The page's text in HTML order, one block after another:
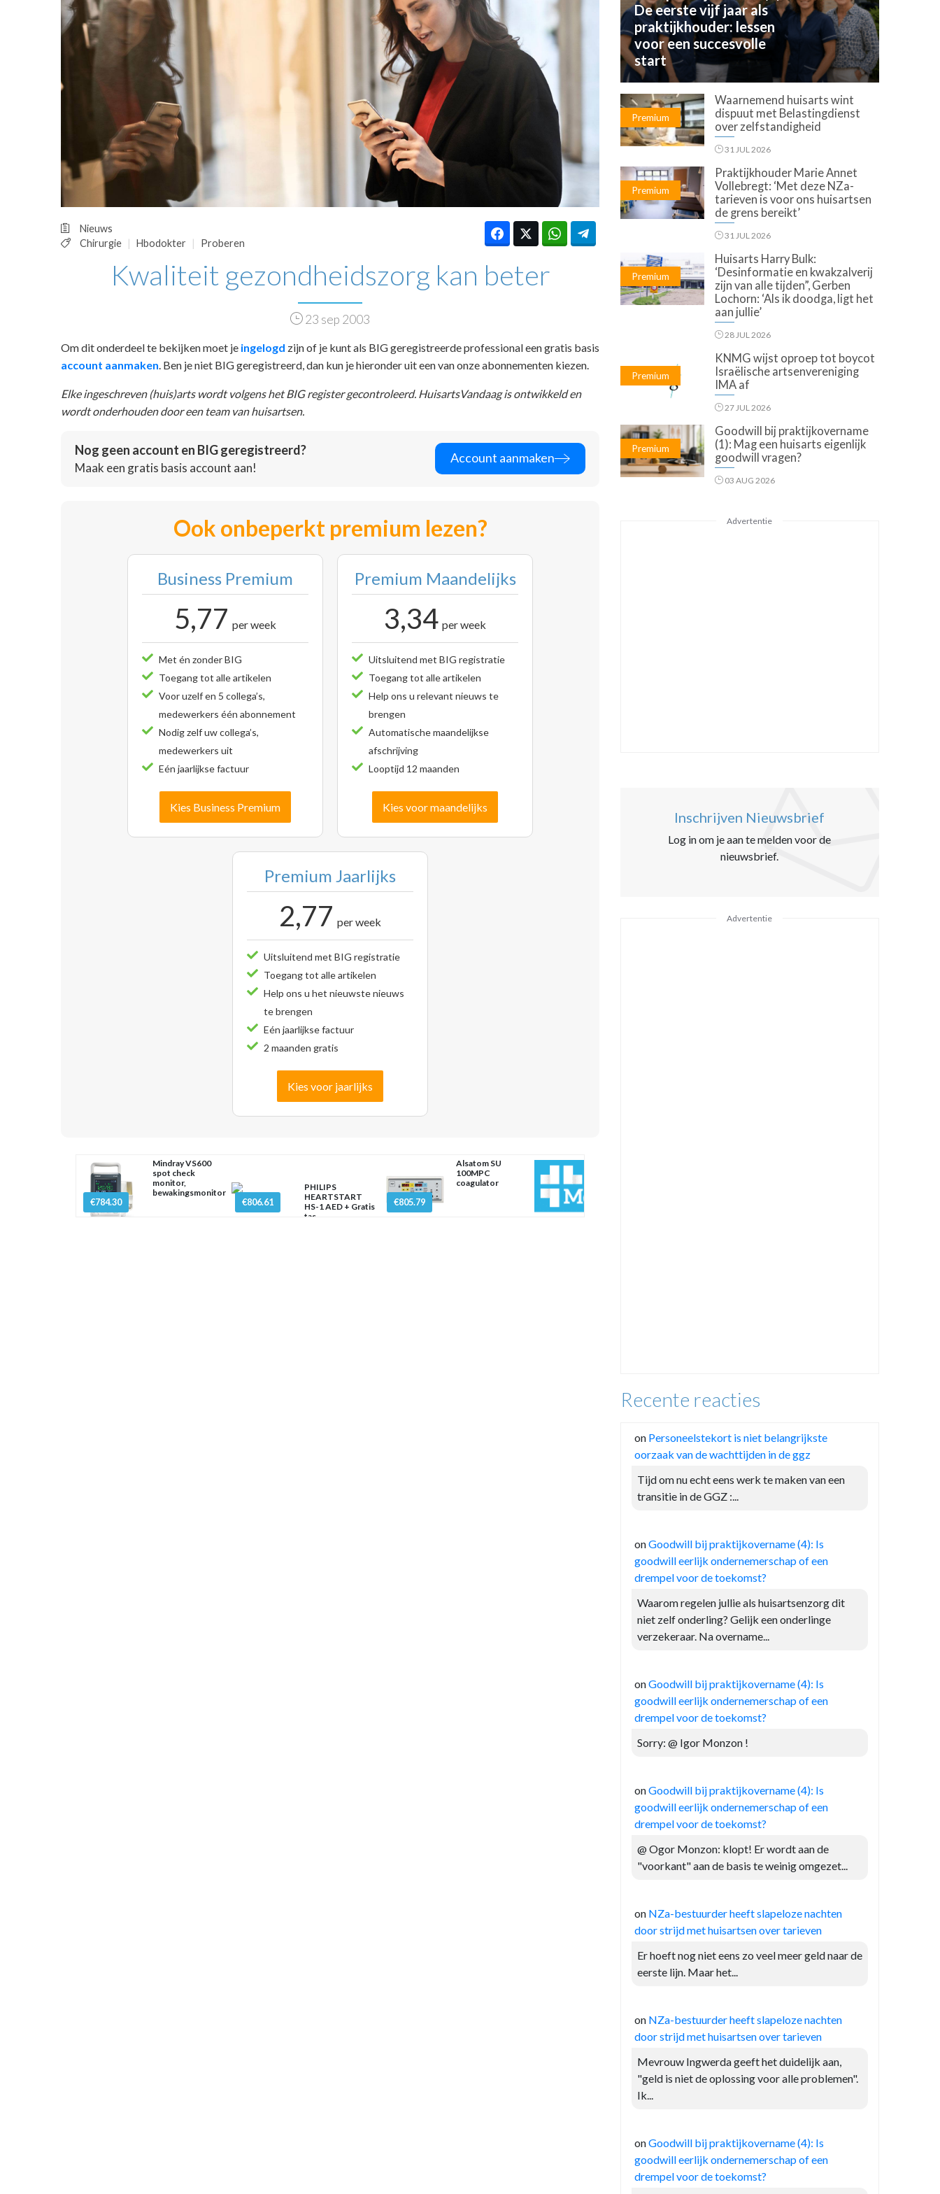
HUISARTSENPOST
PRAKTIJKZAKEN
VPHUISARTSEN
MEDISCHE VAKHANDEL
REGISTRATIE
Nieuws
Chirurgie
Hbodokter Proberen
Kwaliteit gezondheidszorg kan beter
23 sep 2003
Om dit onderdeel te bekijken moet je ingelogd zijn of je kunt als BIG geregistreerde professional een gratis basis
account aanmaken . Ben je niet BIG geregistreerd, dan kun je hieronder uit een van onze abonnementen kiezen.
Elke ingeschreven (huis)arts wordt volgens het BIG register gecontroleerd. HuisartsVandaag is ontwikkeld en
wordt onderhouden door een team van huisartsen.
Nog geen account en BIG geregistreerd?
Maak een gratis basis account aan!
Account aanmaken
Ook onbeperkt premium lezen?
Business Premium
5,77 per week
Met én zonder BIG
Toegang tot alle artikelen
Voor uzelf en 5 collega’s,
medewerkers één abonnement
Nodig zelf uw collega’s,
medewerkers uit
Eén jaarlijkse factuur
Kies Business Premium
Premium Maandelijks
3,34 per week
Uitsluitend met BIG registratie
Toegang tot alle artikelen
Help ons u relevant nieuws te
brengen
Automatische maandelijkse
afschrijving
Looptijd 12 maanden
Kies voor maandelijks
Premium Jaarlijks
2,77 per week
Uitsluitend met BIG registratie
Toegang tot alle artikelen
Help ons u het nieuwste nieuws
te brengen
Eén jaarlijkse factuur
2 maanden gratis
Kies voor jaarlijks
€784.30
Mindray VS600
spot check
monitor,
bewakingsmonitor
€806.61
PHILIPS
HEARTSTART
HS-1 AED + Gratis
tas
€805.79
Alsatom SU
100MPC
coagulator
De eerste vijf jaar als
praktijkhouder: lessen
voor een succesvolle
start
Premium
Waarnemend huisarts wint
dispuut met Belastingdienst
over zelfstandigheid
31 JUL 2026
Premium
Praktijkhouder Marie Annet
Vollebregt: ‘Met deze NZa-
tarieven is voor ons huisartsen
de grens bereikt’
31 JUL 2026
Premium
Huisarts Harry Bulk:
‘Desinformatie en kwakzalverij
zijn van alle tijden”, Gerben
Lochorn: ‘Als ik doodga, ligt het
aan jullie’
28 JUL 2026
Premium
KNMG wijst oproep tot boycot
Israëlische artsenvereniging
IMA af
27 JUL 2026
Premium
Goodwill bij praktijkovername
(1): Mag een huisarts eigenlijk
goodwill vragen?
03 AUG 2026
Advertentie
Inschrijven Nieuwsbrief
Log in om je aan te melden voor de
nieuwsbrief.
Advertentie
Recente reacties
on Personeelstekort is niet belangrijkste
oorzaak van de wachttijden in de ggz
Tijd om nu echt eens werk te maken van een
transitie in de GGZ :...
onGoodwill bij praktijkovername (4): Is
goodwill eerlijk ondernemerschap of een
drempel voor de toekomst?
Waarom regelen jullie als huisartsenzorg dit
niet zelf onderling? Gelijk een onderlinge
verzekeraar. Na overname...
onGoodwill bij praktijkovername (4): Is
goodwill eerlijk ondernemerschap of een
drempel voor de toekomst?
Sorry: @ Igor Monzon !
onGoodwill bij praktijkovername (4): Is
goodwill eerlijk ondernemerschap of een
drempel voor de toekomst?
@ Ogor Monzon: klopt! Er wordt aan de
"voorkant" aan de basis te weinig omgezet...
on NZa-bestuurder heeft slapeloze nachten
door strijd met huisartsen over tarieven
Er hoeft nog niet eens zo veel meer geld naar de
eerste lijn. Maar het...
on NZa-bestuurder heeft slapeloze nachten
door strijd met huisartsen over tarieven
Mevrouw Ingwerda geeft het duidelijk aan,
"geld is niet de oplossing voor alle problemen".
Ik...
onGoodwill bij praktijkovername (4): Is
goodwill eerlijk ondernemerschap of een
drempel voor de toekomst?